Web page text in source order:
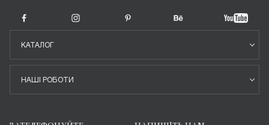
КАТАЛОГ
НАШІ РОБОТИ